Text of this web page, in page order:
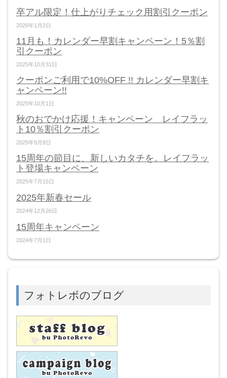
卒アル限定！仕上がりチェック用割引クーポン
2026年1月2日
11月も！カレンダー早割キャンペーン！5％割
引クーポン
2025年10月31日
クーポンご利用で10%OFF !! カレンダー早割キ
ャンペーン!!
2025年10月1日
秋のおでかけ応援！キャンペーン レイフラッ
ト10％割引クーポン
2025年9月8日
15周年の節目に、新しいカタチを。レイフラッ
ト登場キャンペーン
2025年7月15日
2025年新春セール
2024年12月26日
15周年キャンペーン
2024年7月1日
フォトレボのブログ